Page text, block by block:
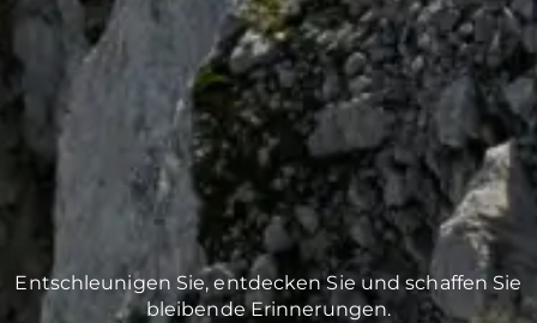
Entschleunigen Sie, entdecken Sie und schaffen Sie
bleibende Erinnerungen.